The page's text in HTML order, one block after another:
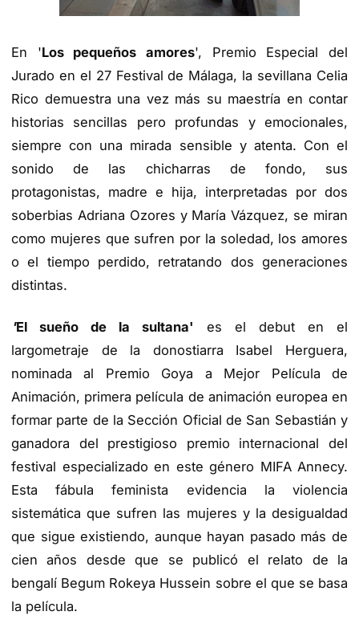
En 'Los pequeños amores', Premio Especial del
Jurado en el 27 Festival de Málaga, la sevillana Celia
Rico demuestra una vez más su maestría en contar
historias sencillas pero profundas y emocionales,
siempre con una mirada sensible y atenta. Con el
sonido de las chicharras de fondo, sus
protagonistas, madre e hija, interpretadas por dos
soberbias Adriana Ozores y María Vázquez, se miran
como mujeres que sufren por la soledad, los amores
o el tiempo perdido, retratando dos generaciones
distintas.
'El sueño de la sultana' es el debut en el
largometraje de la donostiarra Isabel Herguera,
nominada al Premio Goya a Mejor Película de
Animación, primera película de animación europea en
formar parte de la Sección Oficial de San Sebastián y
ganadora del prestigioso premio internacional del
festival especializado en este género MIFA Annecy.
Esta fábula feminista evidencia la violencia
sistemática que sufren las mujeres y la desigualdad
que sigue existiendo, aunque hayan pasado más de
cien años desde que se publicó el relato de la
bengalí Begum Rokeya Hussein sobre el que se basa
la película.